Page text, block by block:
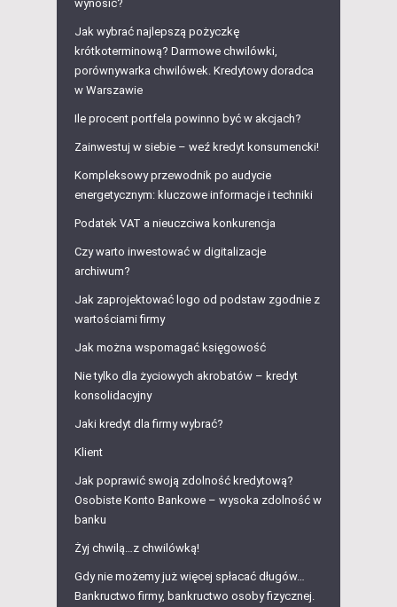
wynosić?
Jak wybrać najlepszą pożyczkę
krótkoterminową? Darmowe chwilówki,
porównywarka chwilówek. Kredytowy doradca
w Warszawie
Ile procent portfela powinno być w akcjach?
Zainwestuj w siebie – weź kredyt konsumencki!
Kompleksowy przewodnik po audycie
energetycznym: kluczowe informacje i techniki
Podatek VAT a nieuczciwa konkurencja
Czy warto inwestować w digitalizacje
archiwum?
Jak zaprojektować logo od podstaw zgodnie z
wartościami firmy
Jak można wspomagać księgowość
Nie tylko dla życiowych akrobatów – kredyt
konsolidacyjny
Jaki kredyt dla firmy wybrać?
Klient
Jak poprawić swoją zdolność kredytową?
Osobiste Konto Bankowe – wysoka zdolność w
banku
Żyj chwilą…z chwilówką!
Gdy nie możemy już więcej spłacać długów…
Bankructwo firmy, bankructwo osoby fizycznej.